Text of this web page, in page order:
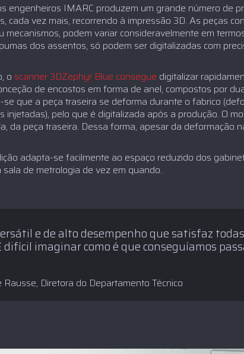
engenheiros IMARC produzem um grande número de
cada vez mais, recorrendo à impressão 3D. As peças
podem variar consideravelmente em
dos assentos, só podem ser digitalizadas com
o scanner 3DZephyr Blue consegue digitalizar
de encostos em forma de anel, compostos por
que a peça traseira se deforma durante o fabrico
pelo que é digitalizada após a produção. O
da peça traseira. Dessa forma, apesar da deformação
adapta-se facilmente ao espaço reduzido dos
de metrologia de vez em quando.
e de alto desempenho que satisfaz
difícil imaginar como é que conseguíamos
Rausse, Diretora do Departamento Técnico